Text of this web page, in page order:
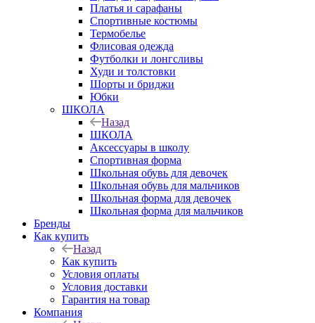
Платья и сарафаны
Спортивные костюмы
Термобелье
Флисовая одежда
Футболки и лонгсливы
Худи и толстовки
Шорты и бриджи
Юбки
ШКОЛА
Назад
ШКОЛА
Аксессуары в школу
Спортивная форма
Школьная обувь для девочек
Школьная обувь для мальчиков
Школьная форма для девочек
Школьная форма для мальчиков
Бренды
Как купить
Назад
Как купить
Условия оплаты
Условия доставки
Гарантия на товар
Компания